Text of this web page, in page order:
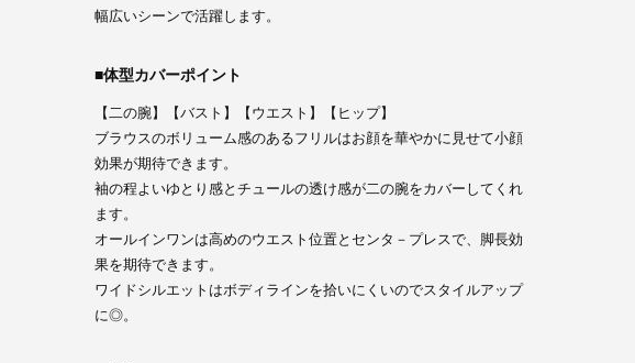
幅広いシーンで活躍します。
体型カバーポイント
【二の腕】【バスト】【ウエスト】【ヒップ】
ブラウスのボリューム感のあるフリルはお顔を華やかに見せて小顔
効果が期待できます。
袖の程よいゆとり感とチュールの透け感が二の腕をカバーしてくれ
ます。
オールインワンは高めのウエスト位置とセンタ－プレスで、脚長効
果を期待できます。
ワイドシルエットはボディラインを拾いにくいのでスタイルアップ
に◎。